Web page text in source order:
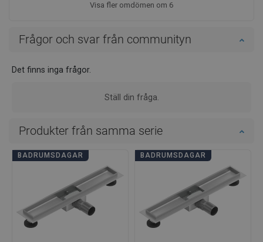
Visa fler omdömen om 6
Frågor och svar från communityn
Det finns inga frågor.
Ställ din fråga.
Produkter från samma serie
BADRUMSDAGAR BADRUMSDAGAR